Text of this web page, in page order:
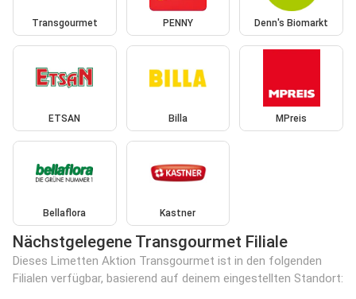
Transgourmet PENNY Denn's Biomarkt
ETSAN Billa MPreis
Bellaflora Kastner
Nächstgelegene Transgourmet Filiale
Dieses Limetten Aktion Transgourmet ist in den folgenden
Filialen verfügbar, basierend auf deinem eingestellten Standort: